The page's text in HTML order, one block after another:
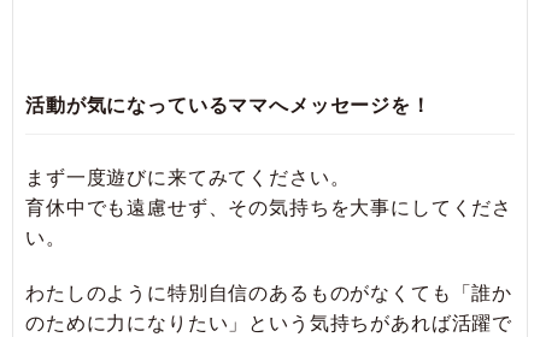
活動が気になっているママへメッセージを！
まず一度遊びに来てみてください。
育休中でも遠慮せず、その気持ちを大事にしてくださ
い。
わたしのように特別自信のあるものがなくても「誰か
のために力になりたい」という気持ちがあれば活躍で